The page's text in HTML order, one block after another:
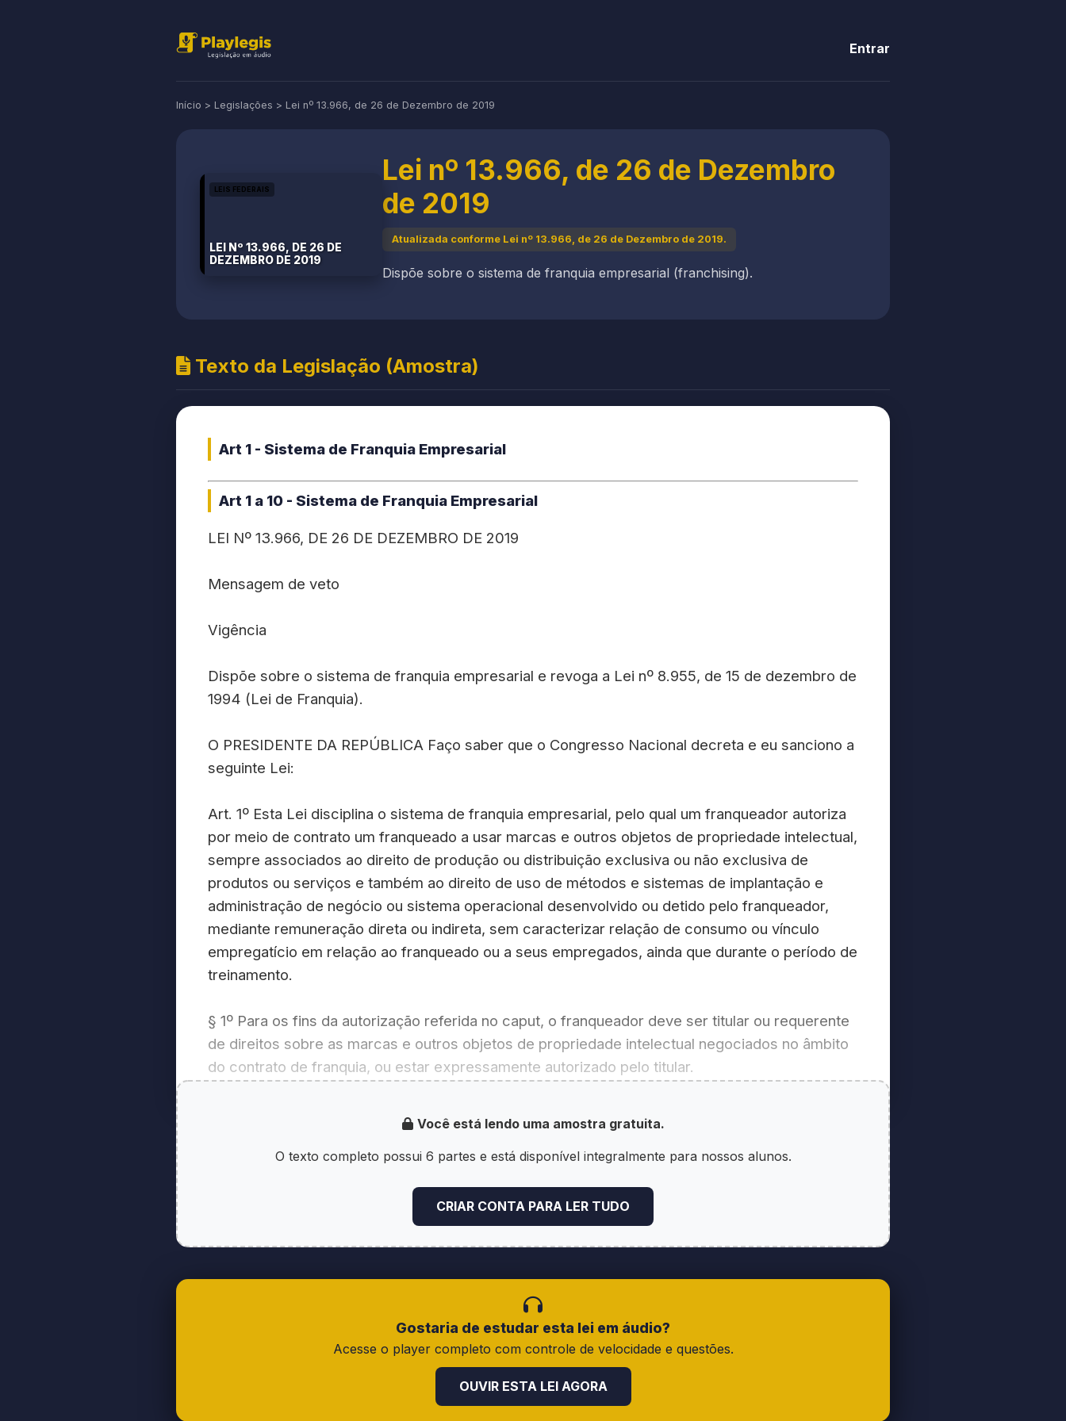
Entrar
Início > Legislações > Lei nº 13.966, de 26 de Dezembro de 2019
LEIS FEDERAIS
LEI Nº 13.966, DE 26 DE
DEZEMBRO DE 2019
Lei nº 13.966, de 26 de Dezembro
de 2019
Atualizada conforme Lei nº 13.966, de 26 de Dezembro de 2019.
Dispõe sobre o sistema de franquia empresarial (franchising).
Texto da Legislação (Amostra)
Art 1 - Sistema de Franquia Empresarial
Art 1 a 10 - Sistema de Franquia Empresarial
LEI Nº 13.966, DE 26 DE DEZEMBRO DE 2019
Mensagem de veto
Vigência
Dispõe sobre o sistema de franquia empresarial e revoga a Lei nº 8.955, de 15 de dezembro de
1994 (Lei de Franquia).
O PRESIDENTE DA REPÚBLICA Faço saber que o Congresso Nacional decreta e eu sanciono a
seguinte Lei:
Art. 1º Esta Lei disciplina o sistema de franquia empresarial, pelo qual um franqueador autoriza
por meio de contrato um franqueado a usar marcas e outros objetos de propriedade intelectual,
sempre associados ao direito de produção ou distribuição exclusiva ou não exclusiva de
produtos ou serviços e também ao direito de uso de métodos e sistemas de implantação e
administração de negócio ou sistema operacional desenvolvido ou detido pelo franqueador,
mediante remuneração direta ou indireta, sem caracterizar relação de consumo ou vínculo
empregatício em relação ao franqueado ou a seus empregados, ainda que durante o período de
treinamento.
§ 1º Para os fins da autorização referida no caput, o franqueador deve ser titular ou requerente
de direitos sobre as marcas e outros objetos de propriedade intelectual negociados no âmbito
do contrato de franquia, ou estar expressamente autorizado pelo titular.
§ 2º A franquia pode ser adotada por empresa privada, empresa estatal ou entidade sem fins
lucrativos, independentemente do segmento em que desenvolva as atividades.
Art 2 - Sistema de Franquia Empresarial
Art. 2º Para a implantação da franquia, o franqueador deverá fornecer ao interessado Circular
de Oferta de Franquia, escrita em língua portuguesa, de forma objetiva e acessível, contendo
II - qualificação completa do franqueador e das empresas a que esteja ligado, identificando-as
com os respectivos números de inscrição no Cadastro Nacional da Pessoa Jurídica (CNPJ);
Você está lendo uma amostra gratuita.
O texto completo possui 6 partes e está disponível integralmente para nossos alunos.
CRIAR CONTA PARA LER TUDO
Gostaria de estudar esta lei em áudio?
Acesse o player completo com controle de velocidade e questões.
OUVIR ESTA LEI AGORA